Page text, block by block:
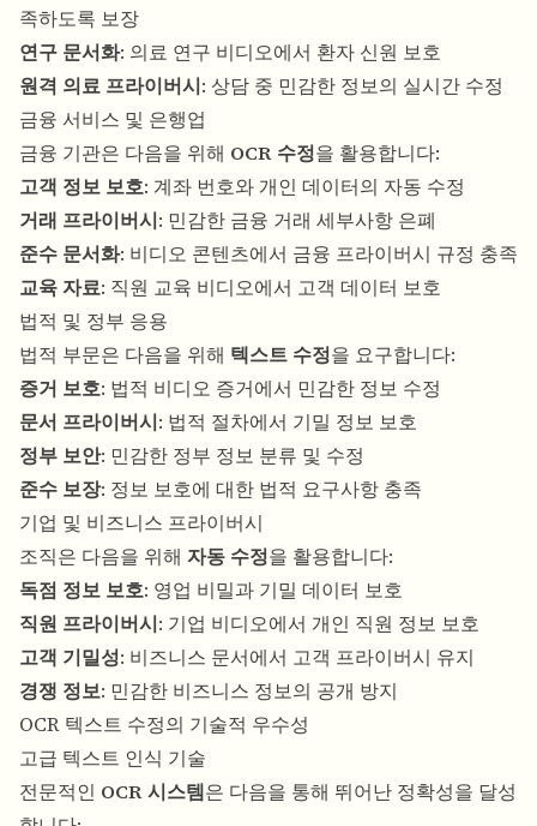
족하도록 보장
연구 문서화: 의료 연구 비디오에서 환자 신원 보호
원격 의료 프라이버시: 상담 중 민감한 정보의 실시간 수정
금융 서비스 및 은행업
금융 기관은 다음을 위해 OCR 수정을 활용합니다:
고객 정보 보호: 계좌 번호와 개인 데이터의 자동 수정
거래 프라이버시: 민감한 금융 거래 세부사항 은폐
준수 문서화: 비디오 콘텐츠에서 금융 프라이버시 규정 충족
교육 자료: 직원 교육 비디오에서 고객 데이터 보호
법적 및 정부 응용
법적 부문은 다음을 위해 텍스트 수정을 요구합니다:
증거 보호: 법적 비디오 증거에서 민감한 정보 수정
문서 프라이버시: 법적 절차에서 기밀 정보 보호
정부 보안: 민감한 정부 정보 분류 및 수정
준수 보장: 정보 보호에 대한 법적 요구사항 충족
기업 및 비즈니스 프라이버시
조직은 다음을 위해 자동 수정을 활용합니다:
독점 정보 보호: 영업 비밀과 기밀 데이터 보호
직원 프라이버시: 기업 비디오에서 개인 직원 정보 보호
고객 기밀성: 비즈니스 문서에서 고객 프라이버시 유지
경쟁 정보: 민감한 비즈니스 정보의 공개 방지
OCR 텍스트 수정의 기술적 우수성
고급 텍스트 인식 기술
전문적인 OCR 시스템은 다음을 통해 뛰어난 정확성을 달성